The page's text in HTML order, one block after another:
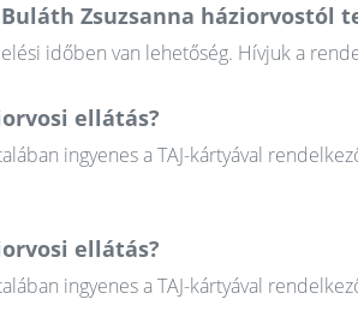
Zsuzsanna háziorvostól
időben van lehetőség. Hívjuk a
ellátás?
ingyenes a TAJ-kártyával
ellátás?
ingyenes a TAJ-kártyával